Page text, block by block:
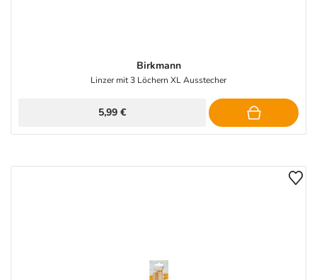
Birkmann
Linzer mit 3 Löchern XL Ausstecher
5,99 €